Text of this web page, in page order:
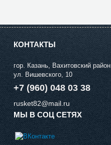
КОНТАКТЫ
гор. Казань, Вахитовский район
ул. Вишевского, 10
+7 (960) 048 03 38
rusket82@mail.ru
МЫ В СОЦ СЕТЯХ